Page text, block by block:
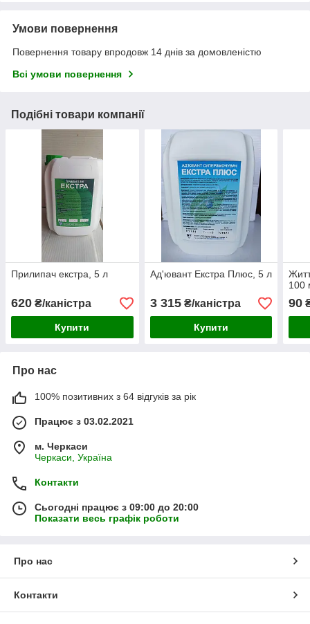
Умови повернення
Повернення товару впродовж 14 днів за домовленістю
Всі умови повернення
Подібні товари компанії
Прилипач екстра, 5 л
620 ₴/каністра
Купити
Ад'ювант Екстра Плюс, 5 л
3 315₴/каністра
Купити
100
90
Про нас
100% позитивних з 64 відгуків за рік
Працює з 03.02.2021
м. Черкаси
Черкаси, Україна
Контакти
Сьогодні працює з 09:00 до 20:00
Показати весь графік роботи
Про нас
Контакти